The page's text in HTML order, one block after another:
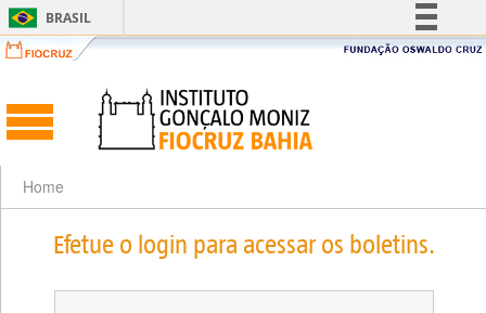
BRASIL
Simplifique!
Acesso à informação
Canais
Home
Efetue o login para acessar os boletins.